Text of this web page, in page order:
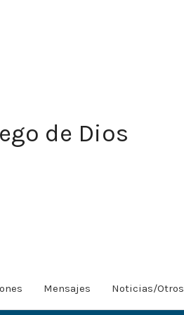
de Dios
Mensajes Noticias/Otros